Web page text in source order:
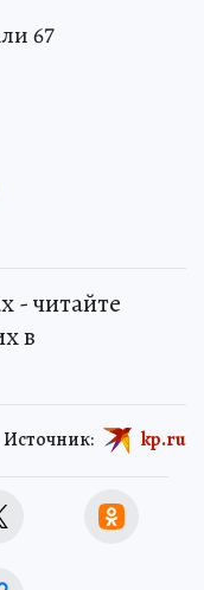
67
- читайте
в
Источник: kp.ru